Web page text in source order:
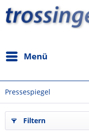
Menü
Pressespiegel
Filtern